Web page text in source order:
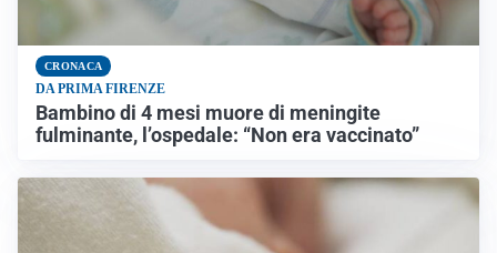
CRONACA
DA PRIMA FIRENZE
Bambino di 4 mesi muore di meningite
fulminante, l’ospedale: “Non era vaccinato”